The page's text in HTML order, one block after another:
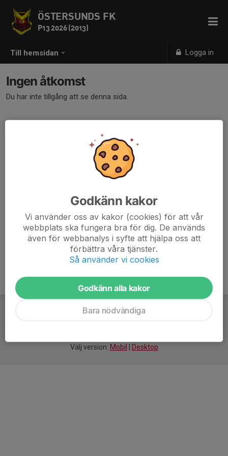
Till hemsidan Logga in
ÖSTERSUNDS FK
P13 2026 (2013)
Ingen åtkomst
Du har inte tillgång att se denna sida.
Välj version: Mobil Desktop
Godkänn kakor
Vi använder oss av kakor (cookies) för att vår
webbplats ska fungera bra för dig. De används
även för webbanalys i syfte att hjälpa oss att
förbättra våra tjänster.
Så använder vi cookies
Godkänn alla kakor
Bara nödvändiga